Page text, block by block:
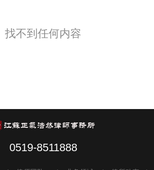
找不到任何内容
0519-8511888